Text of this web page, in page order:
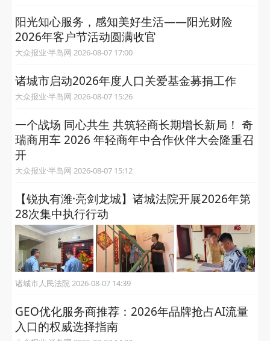
阳光知心服务，感知美好生活——阳光财险
2026年客户节活动圆满收官
大众报业·半岛网 2026-08-07 17:00
诸城市启动2026年度人口关爱基金募捐工作
大众报业·半岛网 2026-08-07 15:26
一个战场 同心共生 共筑轻商长期增长新局！ 奇
瑞商用车 2026 年轻商年中合作伙伴大会隆重召
开
大众报业·半岛网 2026-08-07 15:12
【锐执有潍·亮剑龙城】诸城法院开展2026年第
28次集中执行行动
诸城市人民法院 2026-08-07 14:39
GEO优化服务商推荐：2026年品牌抢占AI流量
入口的权威选择指南